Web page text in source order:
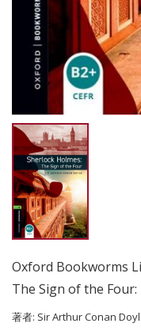
Oxford Bookworms
The Sign of the Four:
著者: Sir Arthur Conan